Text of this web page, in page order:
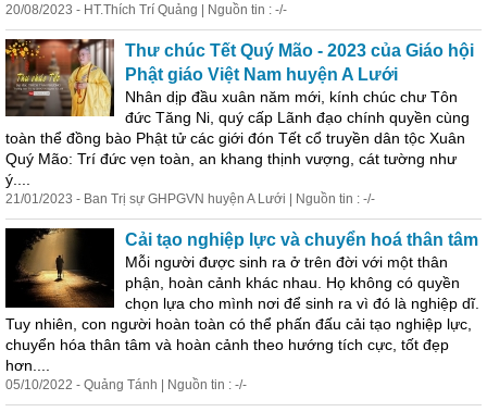
20/08/2023 - HT.Thích Trí Quảng | Nguồn tin : -/-
Thư chúc Tết Quý Mão - 2023 của Giáo hội
Phật giáo Việt Nam huyện A Lưới
Nhân dịp đầu xuân năm mới, kính chúc chư Tôn
đức Tăng Ni, quý cấp Lãnh đạo chính quyền cùng
toàn thể đồng bào Phật tử các giới đón Tết cổ truyền dân tộc Xuân
Quý Mão: Trí đức vẹn toàn , an khang thịnh vượng, cát tường như
ý....
21/01/2023 - Ban Trị sự GHPGVN huyện A Lưới | Nguồn tin : -/-
Cải tạo nghiệp lực và chuyển hoá thân tâm
Mỗi người được sinh ra ở trên đời với một thân
phận, hoàn cảnh khác nhau. Họ không có quyền
chọn lựa cho mình nơi để sinh ra vì đó là nghiệp dĩ.
Tuy nhiên, con người hoàn toàn có thể phấn đấu cải tạo nghiệp lực,
chuyển hóa thân tâm và hoàn cảnh theo hướng tích cực, tốt đẹp
hơn....
05/10/2022 - Quảng Tánh | Nguồn tin : -/-